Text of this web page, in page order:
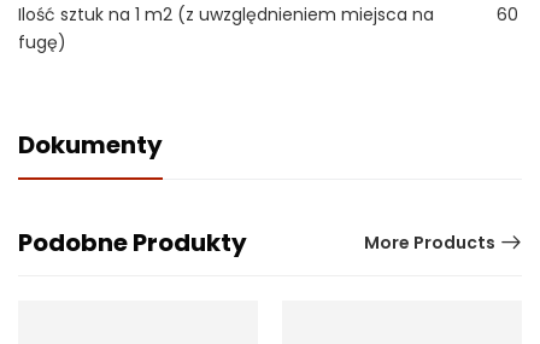
Ilość sztuk na 1 m2 (z uwzględnieniem miejsca na
fugę)
60
Dokumenty
Podobne Produkty More Products